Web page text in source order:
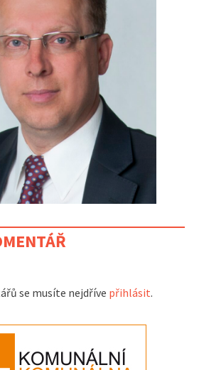
se musíte nejdříve přihlásit.